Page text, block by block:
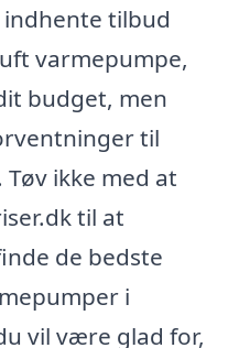
tilbud
varmepumpe,
budget, men
til
ikke med at
til at
de bedste
i
vil være glad for,